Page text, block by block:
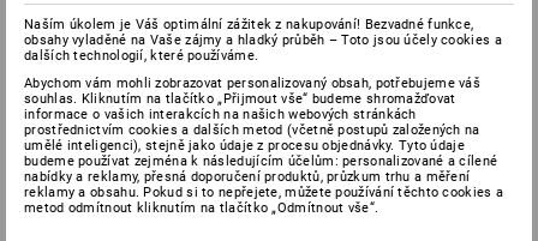
Naším úkolem je Váš optimální zážitek z nakupování! Bezvadné funkce,
obsahy vyladěné na Vaše zájmy a hladký průběh – Toto jsou účely cookies a
dalších technologií, které používáme.
Abychom vám mohli zobrazovat personalizovaný obsah, potřebujeme váš
souhlas. Kliknutím na tlačítko „Přijmout vše“ budeme shromažďovat
informace o vašich interakcích na našich webových stránkách
prostřednictvím cookies a dalších metod (včetně postupů založených na
umělé inteligenci), stejně jako údaje z procesu objednávky. Tyto údaje
budeme používat zejména k následujícím účelům: personalizované a cílené
nabídky a reklamy, přesná doporučení produktů, průzkum trhu a měření
reklamy a obsahu. Pokud si to nepřejete, můžete používání těchto cookies a
metod odmítnout kliknutím na tlačítko „Odmítnout vše“.